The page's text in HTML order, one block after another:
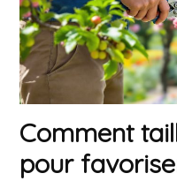
Comment
pour